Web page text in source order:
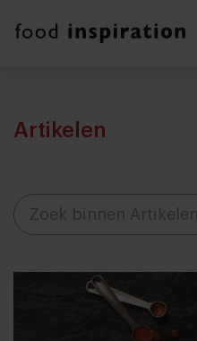
Artikelen